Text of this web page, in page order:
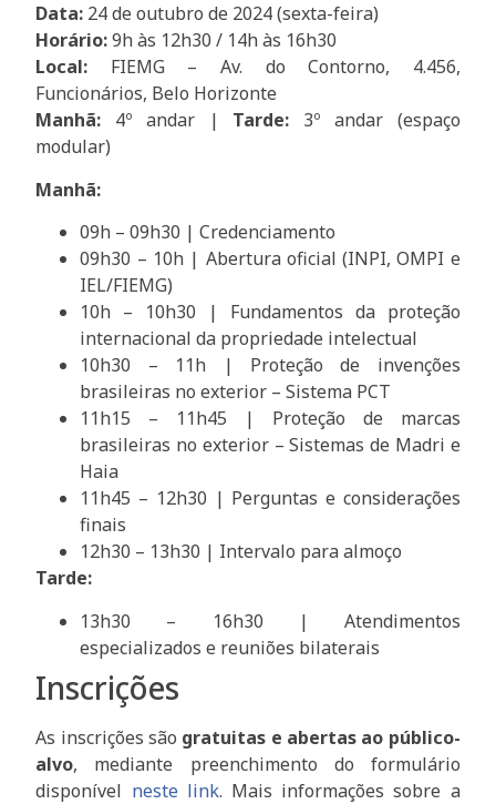
Data: 24 de outubro de 2024 (sexta-feira)
Horário:9h às 12h30 / 14h às 16h30
Local: FIEMG – Av. do Contorno, 4.456,
Funcionários, Belo Horizonte
Manhã: 4º andar | Tarde: 3º andar (espaço
modular)
Manhã:
09h – 09h30 | Credenciamento
09h30 – 10h | Abertura oficial (INPI, OMPI e
IEL/FIEMG)
10h – 10h30 | Fundamentos da proteção
internacional da propriedade intelectual
10h30 – 11h | Proteção de invenções
brasileiras no exterior – Sistema PCT
11h15 – 11h45 | Proteção de marcas
brasileiras no exterior – Sistemas de Madri e
Haia
11h45 – 12h30 | Perguntas e considerações
finais
12h30 – 13h30 | Intervalo para almoço
Tarde:
13h30 – 16h30 | Atendimentos
especializados e reuniões bilaterais
Inscrições
As inscrições são gratuitas e abertas ao público-
alvo, mediante preenchimento do formulário
disponível neste link. Mais informações sobre a